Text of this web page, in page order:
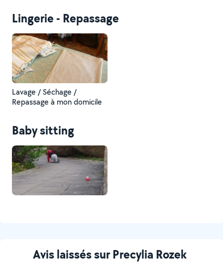
Lingerie - Repassage
Lavage / Séchage /
Repassage à mon domicile
Baby sitting
Avis laissés sur Precylia Rozek